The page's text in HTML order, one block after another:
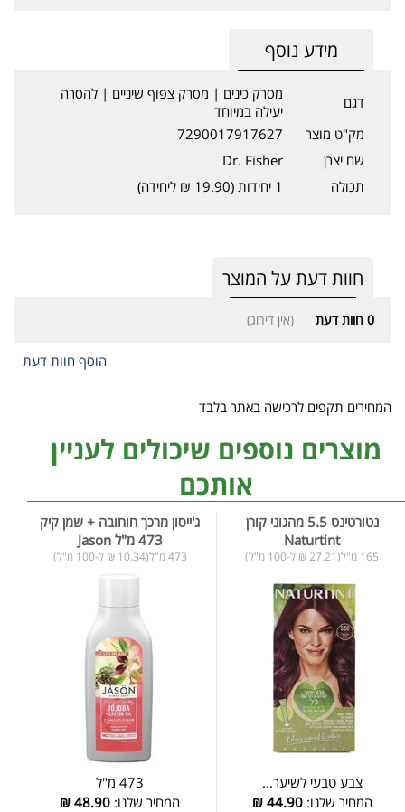
מידע נוסף
דגם
מסרק כינים | מסרק צפוף שיניים | להסרה
יעילה במיוחד
מק"ט מוצר
7290017917627
שם יצרן
Dr. Fisher
תכולה
1 יחידות (19.90 ₪ ליחידה)
חוות דעת על המוצר
0 חוות דעת (אין דירוג)
הוסף חוות דעת
המחירים תקפים לרכישה באתר בלבד
מוצרים נוספים שיכולים לעניין
אותכם
נטורטינט 5.5 מהגוני קורן
Naturtint
165 מ"ל(27.21 ₪ ל-100 מ"ל)
צבע טבעי לשיער...
המחיר שלנו:44.90
₪
ג'ייסון מרכך חוחובה + שמן קיק
473 מ"ל Jason
473 מ"ל(10.34 ₪ ל-100 מ"ל)
473 מ"ל
המחיר שלנו: 48.90
₪